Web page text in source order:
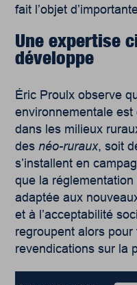
fait l’objet
Une expertise
développe
Éric Proulx observe
environnementale
dans les milieux
des néo-ruraux, soit
s’installent en
que la réglementation
adaptée aux
et à l’acceptabilité
regroupent alors
revendications sur la